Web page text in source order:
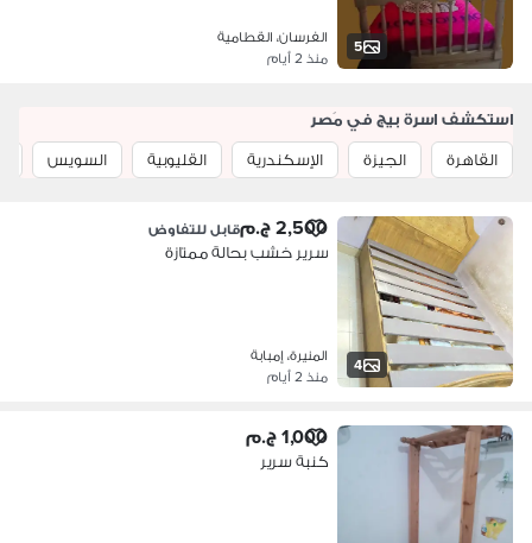
5
الفرسان، القطامية
منذ 2 أيام
استكشف اسرة بيج في مَصر
القاهرة
الجيزة الإسكندرية القليوبية السويس
4
2,500 ج.م قابل للتفاوض
سرير خشب بحالة ممتازة
المنيرة، إمبابة
منذ 2 أيام
1,000 ج.م
كنبة سرير